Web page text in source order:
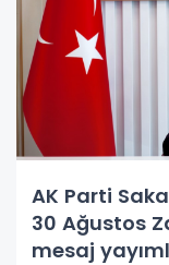
AK Parti
30 Ağustos
mesaj